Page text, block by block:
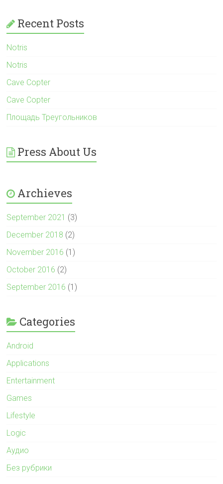
Recent Posts
Notris
Notris
Cave Copter
Cave Copter
Площадь Треугольников
Press About Us
Archieves
September 2021 (3)
December 2018 (2)
November 2016 (1)
October 2016 (2)
September 2016 (1)
Categories
Android
Applications
Entertainment
Games
Lifestyle
Logic
Аудио
Без рубрики